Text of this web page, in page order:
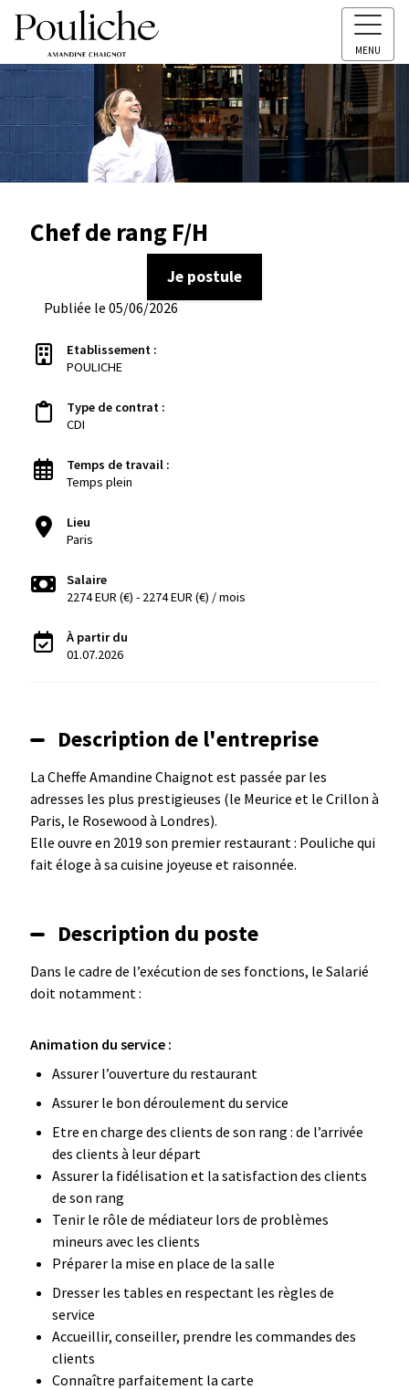
MENU
Chef de rang F/H
Je postule
Publiée le 05/06/2026
Etablissement :
POULICHE
Type de contrat :
CDI
Temps de travail :
Temps plein
Lieu
Paris
Salaire
2274 EUR (€) - 2274 EUR (€) / mois
À partir du
01.07.2026
Description de l'entreprise
La Cheffe Amandine Chaignot est passée par les
adresses les plus prestigieuses (le Meurice et le Crillon à
Paris, le Rosewood à Londres).
Elle ouvre en 2019 son premier restaurant : Pouliche qui
fait éloge à sa cuisine joyeuse et raisonnée.
Description du poste
Dans le cadre de l’exécution de ses fonctions, le Salarié
doit notamment :
Animation du service :
Assurer l’ouverture du restaurant
Assurer le bon déroulement du service
Etre en charge des clients de son rang : de l’arrivée
des clients à leur départ
Assurer la fidélisation et la satisfaction des clients
de son rang
Tenir le rôle de médiateur lors de problèmes
mineurs avec les clients
Préparer la mise en place de la salle
Dresser les tables en respectant les règles de
service
Accueillir, conseiller, prendre les commandes des
clients
Connaître parfaitement la carte